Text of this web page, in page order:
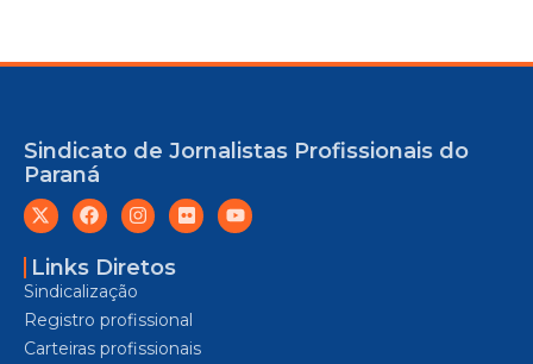
Sindicato de Jornalistas Profissionais do
Paraná
Links Diretos
Sindicalização
Registro profissional
Carteiras profissionais